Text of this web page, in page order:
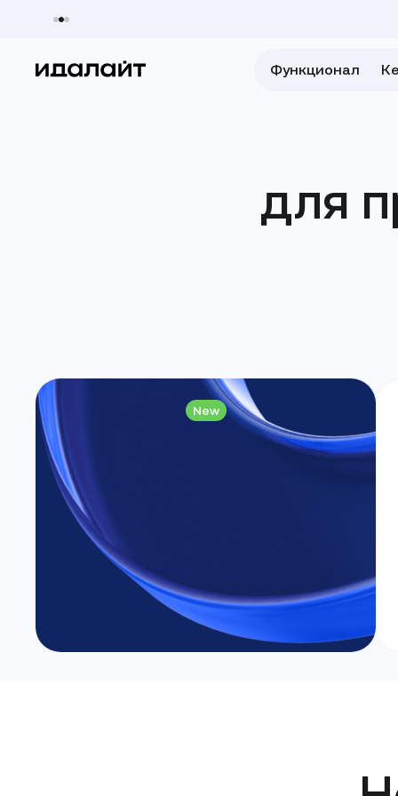
Функционал
для
New
Застройщик
Неограниченное количество
ЖК на одном сайте